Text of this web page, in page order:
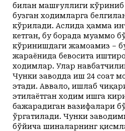
билан машғуллиги
бузган ходимларга
кўрилади. Аслида ҳамма
кетган, бу борада муаммо
кўринишдаги жамоамиз –
жараёнида бевосита
ходимлар. Улар
Чунки заводда иш 24 соат
этади. Аввало, ишлаб
этилаётган ходим ишга
бажарадиган вазифалари
ўргатилади. Чунки
бўйича шиналарнинг